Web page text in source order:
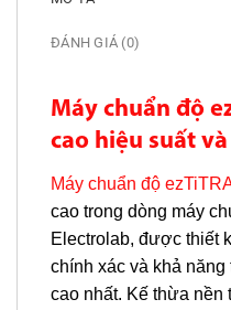
ĐÁNH GIÁ (0)
Máy chuẩn độ
cao hiệu suất
Máy chuẩn độ
cao trong dòng máy
Electrolab, được thiết
chính xác và khả
cao nhất. Kế thừa nền